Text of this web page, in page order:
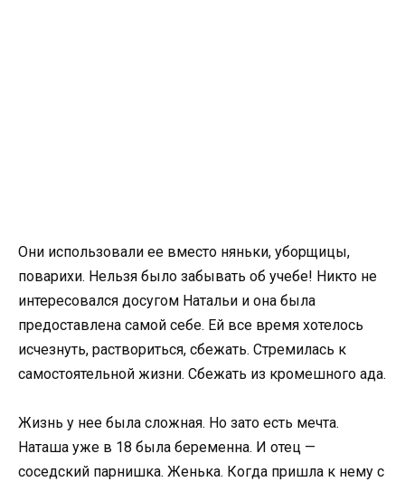
Они использовали ее вместо няньки, уборщицы,
поварихи. Нельзя было забывать об учебе! Никто не
интересовался досугом Натальи и она была
предоставлена самой себе. Ей все время хотелось
исчезнуть, раствориться, сбежать. Стремилась к
самостоятельной жизни. Сбежать из кромешного ада.
Жизнь у нее была сложная. Но зато есть мечта.
Наташа уже в 18 была беременна. И отец —
соседский парнишка. Женька. Когда пришла к нему с